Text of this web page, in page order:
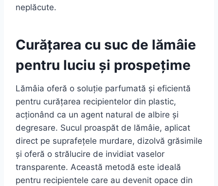
neplăcute.
Curățarea cu suc de lămâie
pentru luciu și prospețime
Lămâia oferă o soluție parfumată și eficientă
pentru curățarea recipientelor din plastic,
acționând ca un agent natural de albire și
degresare. Sucul proaspăt de lămâie, aplicat
direct pe suprafețele murdare, dizolvă grăsimile
și oferă o strălucire de invidiat vaselor
transparente. Această metodă este ideală
pentru recipientele care au devenit opace din